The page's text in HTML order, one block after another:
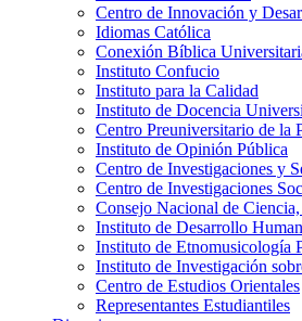
Centro de Innovación y
Idiomas Católica
Conexión Bíblica
Instituto Confucio
Instituto para la Calidad
Instituto de Docencia
Centro Preuniversitario de la
Instituto de Opinión Pública
Centro de Investigaciones y
Centro de Investigaciones
Consejo Nacional de
Instituto de Desarrollo
Instituto de Etnomusicología
Instituto de Investigación
Centro de Estudios Orientales
Representantes Estudiantiles